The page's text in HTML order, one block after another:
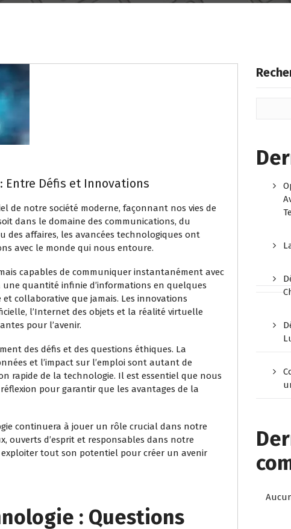
Entre Défis et Innovations
de notre société moderne, façonnant nos vies de
dans le domaine des communications, du
des affaires, les avancées technologiques ont
avec le monde qui nous entoure.
capables de communiquer instantanément avec
une quantité infinie d’informations en quelques
collaborative que jamais. Les innovations
l’Internet des objets et la réalité virtuelle
pour l’avenir.
des défis et des questions éthiques. La
et l’impact sur l’emploi sont autant de
rapide de la technologie. Il est essentiel que nous
pour garantir que les avantages de la
continuera à jouer un rôle crucial dans notre
ouverts d’esprit et responsables dans notre
tout son potentiel pour créer un avenir
: Questions